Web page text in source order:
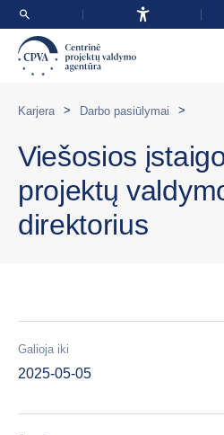
Karjera > Darbo pasiūlymai >
Viešosios
projektų
direktorius
Galioja iki
2025-05-05